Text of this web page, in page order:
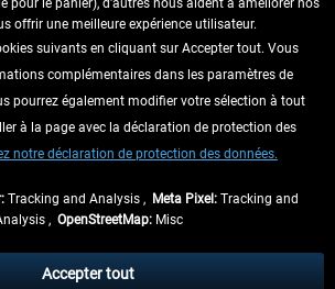
ICI
PAS LES DERNIÈRES
si aucune description contraire.
pour le panier), d'autres nous aident à améliorer nos
offrir une meilleure expérience utilisateur.
suivants en cliquant sur Accepter tout. Vous
complémentaires dans les paramètres de
pourrez également modifier votre sélection à tout
à la page avec la déclaration de protection des
notre déclaration de protection des données.
Tracking and Analysis , Meta Pixel: Tracking and
, OpenStreetMap:Misc
Accepter tout